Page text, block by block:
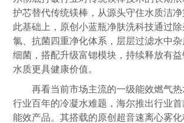
护芯替代传统镁棒，从源头守住水质洁
此基础上，原创小蓝瓶净肤洗科技通过
氯、抗菌四重净化体系，层层过滤水中
细菌，搭配升级富锶模块，持续释放有
水质更具健康价值。
再看当前市场主流的一级能效燃气
行业百年的冷凝水难题，海尔推出行业
能效产品。其搭载的原创超音速离心雾